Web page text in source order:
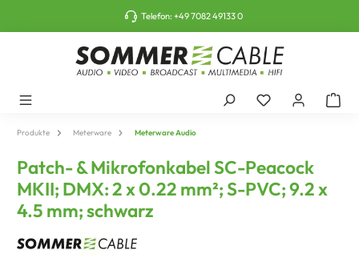
Telefon:+49 7082 49133 0
Produkte Meterware Meterware Audio
Patch- & Mikrofonkabel SC-Peacock
MKII; DMX: 2 x 0.22 mm²; S-PVC; 9.2 x
4.5 mm; schwarz